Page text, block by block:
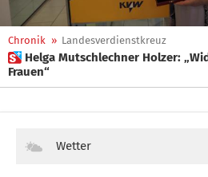
Chronik » Landesverdienstkreuz
 Helga Mutschlechner Holzer: „Widme Auszeichnung den
Frauen“
Wetter